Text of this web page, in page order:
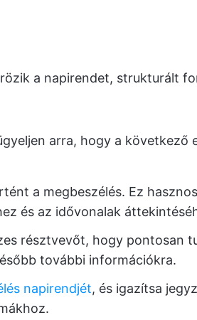
a napirendet, strukturált
arra, hogy a következő
a megbeszélés. Ez
és az idővonalak
résztvevőt, hogy pontosan
további információkra.
napirendjét, és igazítsa